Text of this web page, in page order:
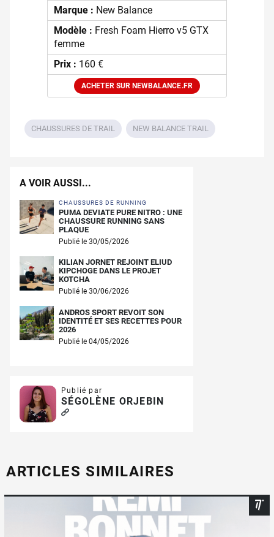
Marque : New Balance
Modèle : Fresh Foam Hierro v5 GTX
femme
Prix : 160 €
ACHETER SUR NEWBALANCE.FR
CHAUSSURES DE TRAIL NEW BALANCE TRAIL
A VOIR AUSSI...
CHAUSSURES DE RUNNING
PUMA DEVIATE PURE NITRO : UNE
CHAUSSURE RUNNING SANS
PLAQUE
Publié le 30/05/2026
KILIAN JORNET REJOINT ELIUD
KIPCHOGE DANS LE PROJET
KOTCHA
Publié le 30/06/2026
ANDROS SPORT REVOIT SON
IDENTITÉ ET SES RECETTES POUR
2026
Publié le 04/05/2026
Publié par
SÉGOLÈNE ORJEBIN
ARTICLES SIMILAIRES